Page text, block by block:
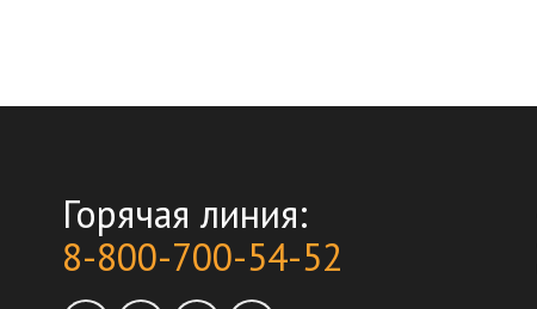
Горячая линия:
8-800-700-54-52